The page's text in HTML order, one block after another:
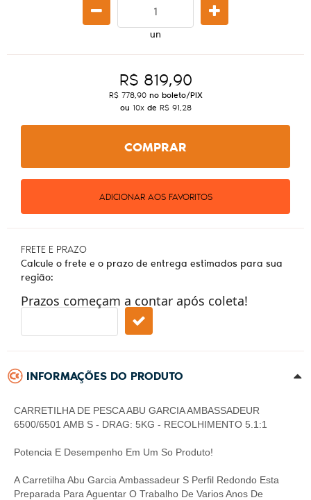
un
R$ 819,90
R$ 778,90no boleto/PIX
ou 10xde R$ 91,28
COMPRAR
ADICIONAR AOS FAVORITOS
FRETE E PRAZO
Calcule o frete e o prazo de entrega estimados para sua
região:
Prazos começam a contar após coleta!
INFORMAÇÕES DO PRODUTO
CARRETILHA DE PESCA ABU GARCIA AMBASSADEUR
6500/6501 AMB S - DRAG: 5KG - RECOLHIMENTO 5.1:1
Potencia E Desempenho Em Um So Produto!
A Carretilha Abu Garcia Ambassadeur S Perfil Redondo Esta
Preparada Para Aguentar O Trabalho De Varios Anos De